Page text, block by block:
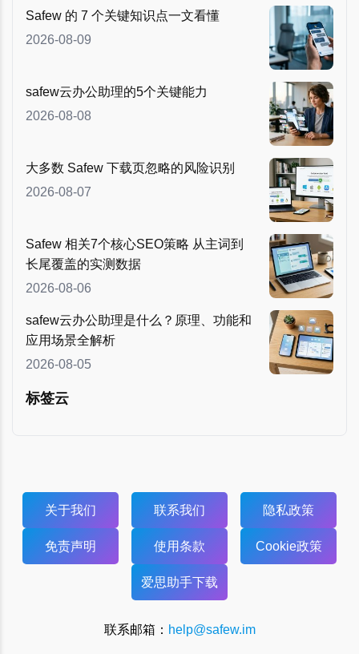
Safew 的 7 个关键知识点一文看懂
2026-08-09
safew云办公助理的5个关键能力
2026-08-08
大多数 Safew 下载页忽略的风险识别
2026-08-07
Safew 相关7个核心SEO策略 从主词到
长尾覆盖的实测数据
2026-08-06
safew云办公助理是什么？原理、功能和
应用场景全解析
2026-08-05
标签云
关于我们 联系我们 隐私政策
免责声明 使用条款 Cookie政策
爱思助手下载
联系邮箱： help@safew.im